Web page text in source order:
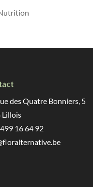
des Quatre Bonniers, 5
Lillois
16 64 92